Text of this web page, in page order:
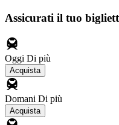
Assicurati il ​​tuo
Oggi Di più
Acquista
Domani Di più
Acquista